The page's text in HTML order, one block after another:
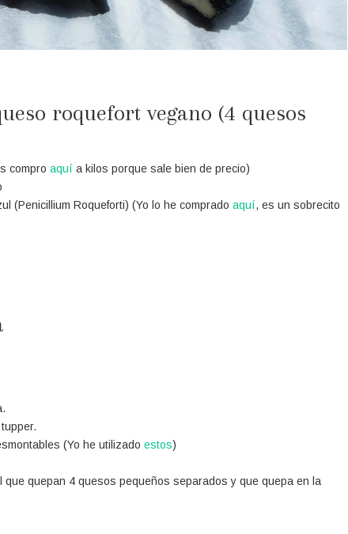
roquefort vegano (4 quesos
compro aquí a kilos porque sale bien de precio)
(Penicillium Roqueforti) (Yo lo he comprado aquí, es un sobrecito
(Yo he utilizado estos)
que quepan 4 quesos pequeños separados y que quepa en la